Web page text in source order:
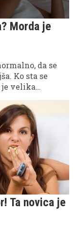
Morda je
da se
Ko sta se
je velika
ko sta se
je seks v
eksplozije
Ta novica je